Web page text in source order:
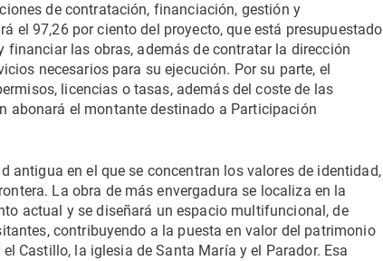
de contratación, financiación, gestión y
el 97,26 por ciento del proyecto, que está presupuestado
financiar las obras, además de contratar la dirección
necesarios para su ejecución. Por su parte, el
licencias o tasas, además del coste de las
abonará el montante destinado a Participación
antigua en el que se concentran los valores de identidad,
La obra de más envergadura se localiza en la
actual y se diseñará un espacio multifuncional, de
contribuyendo a la puesta en valor del patrimonio
Castillo, la iglesia de Santa María y el Parador. Esa